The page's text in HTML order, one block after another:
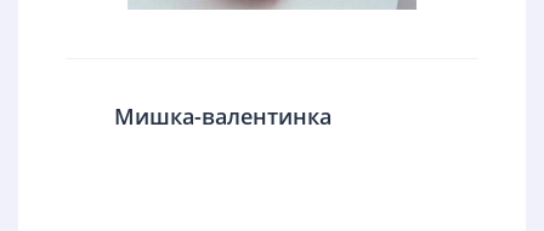
Мишка-валентинка